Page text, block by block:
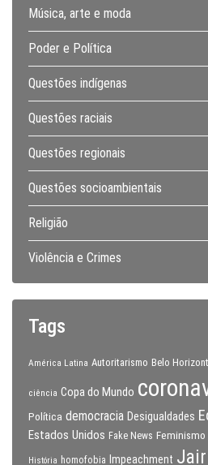
Música, arte e moda
Poder e Política
Questões indígenas
Questões raciais
Questões regionais
Questões socioambientais
Religião
Violência e Crimes
Tags
América Latina Autoritarismo Belo
ciência Copa do Mundo
Política democracia Desigualdades
Estados Unidos Fake News Feminismo
História homofobia Impeachment